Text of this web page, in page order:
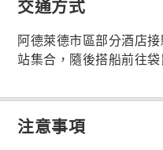
交通方式
阿德萊德市區部分酒店
站集合，隨後搭船前往
注意事項